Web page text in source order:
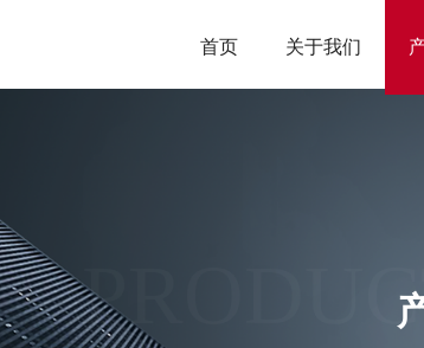
首页 关于我们